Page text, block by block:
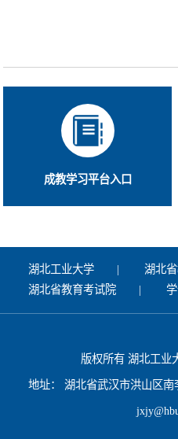
成教学习平台入口
湖北工业大学
湖北
湖北省教育考试院
版权所有 湖北工业
地址： 湖北省武汉市洪山区南